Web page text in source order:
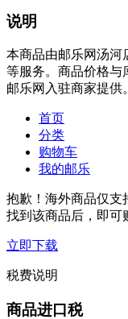
说明
本商品由邮乐网汤河
等服务。商品价格与
邮乐网入驻商家提供。
首页
分类
购物车
我的邮乐
抱歉！海外商品仅支
找到该商品后，即可
立即下载
税费说明
商品进口税